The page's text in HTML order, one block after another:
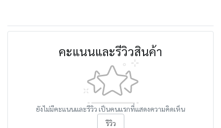
คะแนนและรีวิวสินค้า
ยังไม่มีคะแนนและรีวิว เป็นคนแรกที่แสดงความคิดเห็น
รีวิว